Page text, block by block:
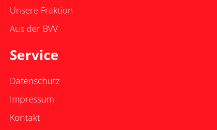
Unsere Fraktion
Aus der BVV
Service
Datenschutz
Impressum
Kontakt